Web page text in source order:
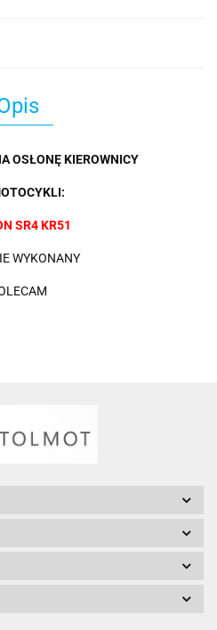
OSŁONĘ KIEROWNICY
SR4 KR51
WYKONANY